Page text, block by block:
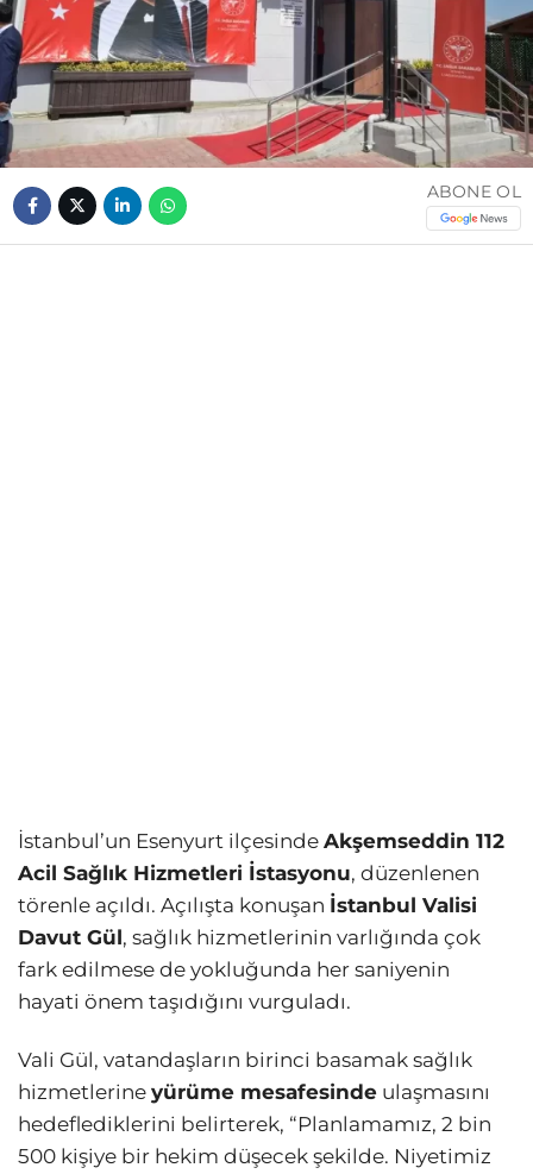
ABONE OL
İstanbul’un Esenyurt ilçesinde Akşemseddin 112
Acil Sağlık Hizmetleri İstasyonu, düzenlenen
törenle açıldı. Açılışta konuşan İstanbul Valisi
Davut Gül, sağlık hizmetlerinin varlığında çok
fark edilmese de yokluğunda her saniyenin
hayati önem taşıdığını vurguladı.
Vali Gül, vatandaşların birinci basamak sağlık
hizmetlerine yürüme mesafesinde ulaşmasını
hedeflediklerini belirterek, “Planlamamız, 2 bin
500 kişiye bir hekim düşecek şekilde. Niyetimiz